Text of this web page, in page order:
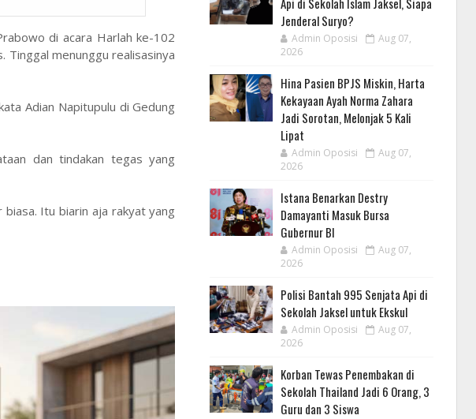
di acara Harlah ke-102
Tinggal menunggu realisasinya
Adian Napitupulu di Gedung
dan tindakan tegas yang
biasa. Itu biarin aja rakyat yang
Jenderal Suryo?
Admin Oposisi
Aug 07,
2026
Hina Pasien BPJS Miskin, Harta
Kekayaan Ayah Norma Zahara
Jadi Sorotan, Melonjak 5 Kali
Lipat
Admin Oposisi
Aug 07,
2026
Istana Benarkan Destry
Damayanti Masuk Bursa
Gubernur BI
Admin Oposisi
Aug 07,
2026
Polisi Bantah 995 Senjata Api di
Sekolah Jaksel untuk Ekskul
Admin Oposisi
Aug 07,
2026
Korban Tewas Penembakan di
Sekolah Thailand Jadi 6 Orang, 3
Guru dan 3 Siswa